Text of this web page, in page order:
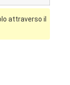
attraverso il